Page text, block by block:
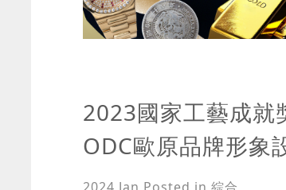
2023國家工藝成就
ODC歐原品牌形象